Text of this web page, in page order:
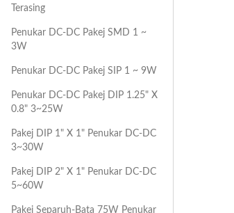
Terasing
Penukar DC-DC Pakej SMD 1 ~
3W
Penukar DC-DC Pakej SIP 1 ~ 9W
Penukar DC-DC Pakej DIP 1.25" X
0.8" 3~25W
Pakej DIP 1" X 1" Penukar DC-DC
3~30W
Pakej DIP 2" X 1" Penukar DC-DC
5~60W
Pakej Separuh-Bata 75W Penukar